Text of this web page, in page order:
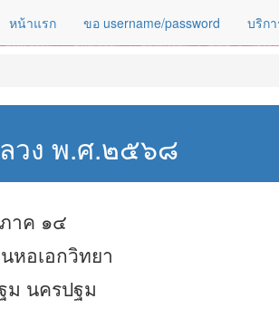
หน้าแรก ขอ username/password บริก
วง พ.ศ.๒๕๖๘
าค ๑๔
หอเอกวิทยา
ม นครปฐม